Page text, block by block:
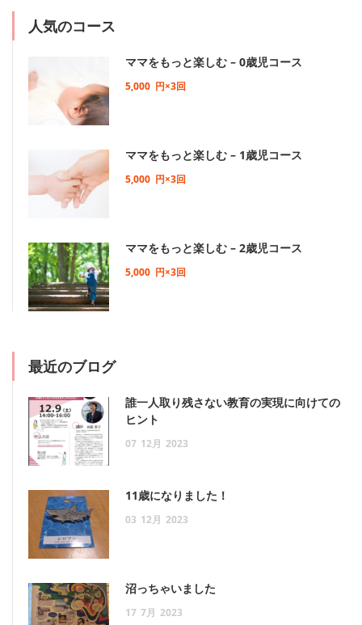
人気のコース
ママをもっと楽しむ – 0歳児コース
5,000 円×3回
ママをもっと楽しむ – 1歳児コース
5,000 円×3回
ママをもっと楽しむ – 2歳児コース
5,000 円×3回
最近のブログ
誰一人取り残さない教育の実現に向けての
ヒント
07 12月 2023
11歳になりました！
03 12月 2023
沼っちゃいました
17 7月 2023